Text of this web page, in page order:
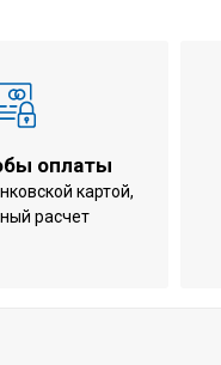
оплаты
картой,
расчет